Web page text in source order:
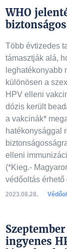
WHO
Több évtizedes
támasztják alá,
leghatékonyabb
különösen a
HPV elleni
dózis került
a vakcinák*
hatékonysággal
elleni
(*Kieg.-
védőoltás
2023.08.28.
ingyenes